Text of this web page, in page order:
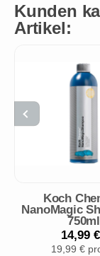
Kunden
Artikel:
Koch
NanoMagic
750ml
14,99
19,99 €